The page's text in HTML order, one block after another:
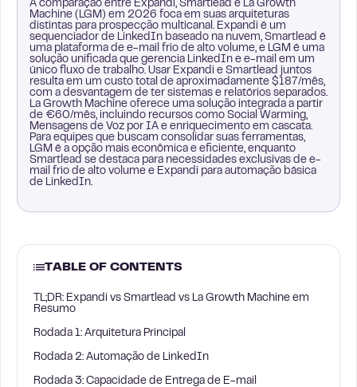
A comparação entre Expandi, Smartlead e La Growth
Machine (LGM) em 2026 foca em suas arquiteturas
distintas para prospecção multicanal. Expandi é um
sequenciador de LinkedIn baseado na nuvem, Smartlead é
uma plataforma de e-mail frio de alto volume, e LGM é uma
solução unificada que gerencia LinkedIn e e-mail em um
único fluxo de trabalho. Usar Expandi e Smartlead juntos
resulta em um custo total de aproximadamente $187/mês,
com a desvantagem de ter sistemas e relatórios separados.
La Growth Machine oferece uma solução integrada a partir
de €60/mês, incluindo recursos como Social Warming,
Mensagens de Voz por IA e enriquecimento em cascata.
Para equipes que buscam consolidar suas ferramentas,
LGM é a opção mais econômica e eficiente, enquanto
Smartlead se destaca para necessidades exclusivas de e-
mail frio de alto volume e Expandi para automação básica
de LinkedIn.
TABLE OF CONTENTS
TL;DR: Expandi vs Smartlead vs La Growth Machine em
Resumo
Rodada 1: Arquitetura Principal
Rodada 2: Automação de LinkedIn
Rodada 3: Capacidade de Entrega de E-mail